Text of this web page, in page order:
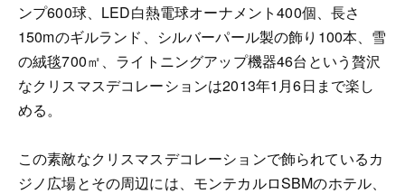
ンプ600球、LED白熱電球オーナメント400個、長さ
150mのギルランド、シルバーパール製の飾り100本、雪
の絨毯700㎡、ライトニングアップ機器46台という贅沢
なクリスマスデコレーションは2013年1月6日まで楽し
める。
この素敵なクリスマスデコレーションで飾られているカ
ジノ広場とその周辺には、モンテカルロSBMのホテル、